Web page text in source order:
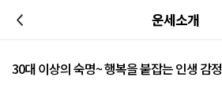
운세소개
30대 이상의 숙명~ 행복을 붙잡는 인생 감정